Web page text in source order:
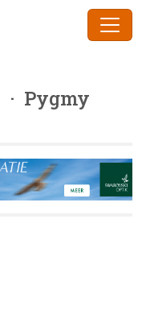
· Pygmy